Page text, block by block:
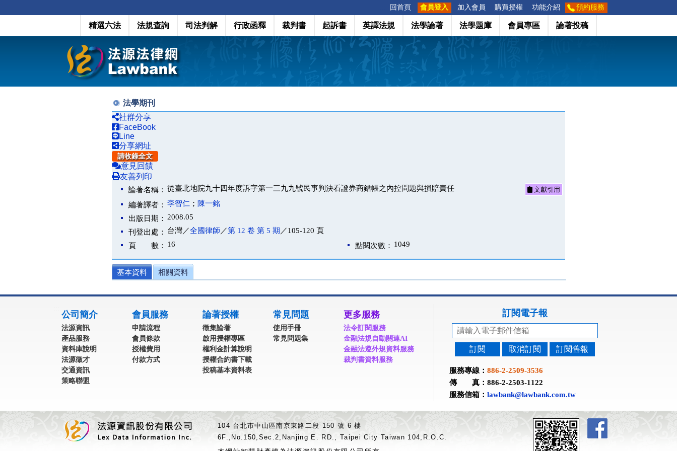
回首頁 會員登入 加入會員 購買授權 功能介紹 預約服務
精選六法 法規查詢 司法判解 行政函釋 裁判書 起訴書 英譯法規 法學論著 法學題庫 會員專區 論著投稿
法學期刊
社群分享
FaceBook
Line
分享網址
請收錄全文
意見回饋
友善列印
論著名稱： 從臺北地院九十四年度訴字第一三九九號民事判決看證券商錯帳之內控問題與損賠責任 文獻引用
編著譯者： 李智仁 ； 陳一銘
出版日期： 2008.05
刊登出處： 台灣／全國律師 ／第 12 卷 第 5 期 ／105-120 頁
頁 數： 16 點閱次數： 1049
基本資料 相關資料
公司簡介
法源資訊
產品服務
資料庫說明
法源徵才
交通資訊
策略聯盟
會員服務
申請流程
會員條款
授權費用
付款方式
論著授權
徵集論著
啟用授權專區
權利金計算說明
授權合約書下載
投稿基本資料表
常見問題
使用手冊
常見問題集
更多服務
法令訂閱服務
金融法規自動關連AI
金融法遵外規資料服務
裁判書資料服務
訂閱電子報
訂閱 取消訂閱 訂閱舊報
服務專線： 886-2-2509-3536
傳 真：886-2-2503-1122
服務信箱： lawbank@lawbank.com.tw
104 台北市中山區南京東路二段 150 號 6 樓
6F.,No.150,Sec.2,Nanjing E. RD., Taipei City Taiwan 104,R.O.C.